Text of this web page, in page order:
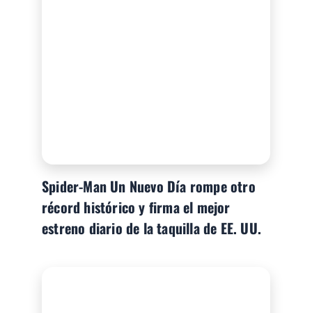
Spider-Man Un Nuevo Día rompe otro
récord histórico y firma el mejor
estreno diario de la taquilla de EE. UU.